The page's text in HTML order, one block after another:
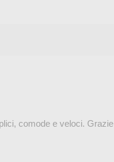
comode e veloci. Grazie